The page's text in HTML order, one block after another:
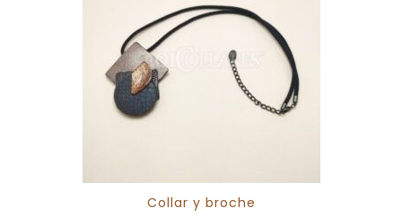
Collar y broche